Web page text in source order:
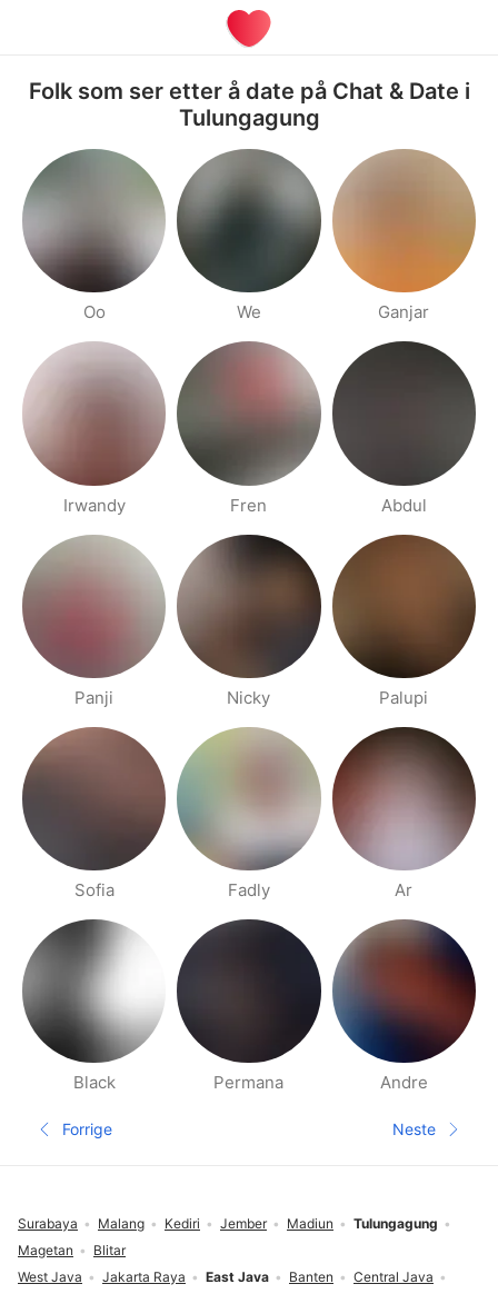
Folk som ser etter å date på Chat & Date i
Tulungagung
Oo We Ganjar
Irwandy Fren Abdul
Panji Nicky Palupi
Sofia Fadly Ar
Black Permana Andre
Side med folk i nærheten
Forrige side
Forrige
Neste
Neste
West Java Jakarta Raya East Java Banten
Central Java
Surabaya Malang Kediri Jember Madiun
Tulungagung
Magetan
Blitar